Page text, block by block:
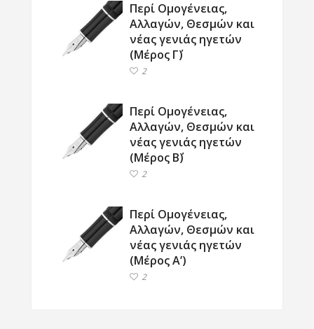
Περί Ομογένειας,
Αλλαγών, Θεσμών και
νέας γενιάς ηγετών
(Μέρος Γ΄)
2
Περί Ομογένειας,
Αλλαγών, Θεσμών και
νέας γενιάς ηγετών
(Μέρος Β΄)
2
Περί Ομογένειας,
Αλλαγών, Θεσμών και
νέας γενιάς ηγετών
(Μέρος Α’)
2